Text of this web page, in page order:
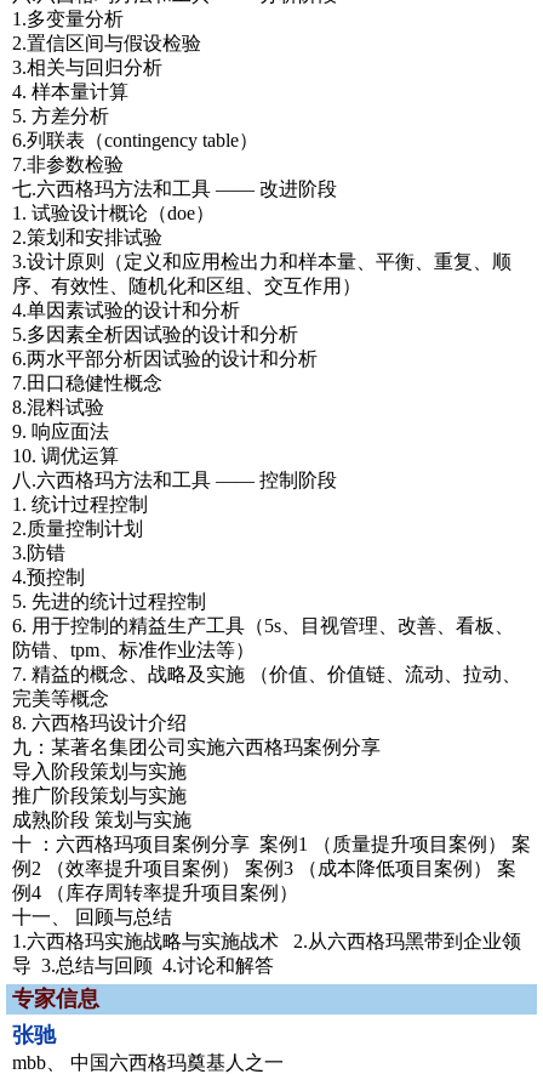
1.多变量分析
2.置信区间与假设检验
3.相关与回归分析
4. 样本量计算
5. 方差分析
6.列联表（contingency table）
7.非参数检验
七.六西格玛方法和工具 —— 改进阶段
1. 试验设计概论（doe）
2.策划和安排试验
3.设计原则（定义和应用检出力和样本量、平衡、重复、顺
序、有效性、随机化和区组、交互作用）
4.单因素试验的设计和分析
5.多因素全析因试验的设计和分析
6.两水平部分析因试验的设计和分析
7.田口稳健性概念
8.混料试验
9. 响应面法
10. 调优运算
八.六西格玛方法和工具 —— 控制阶段
1. 统计过程控制
2.质量控制计划
3.防错
4.预控制
5. 先进的统计过程控制
6. 用于控制的精益生产工具（5s、目视管理、改善、看板、
防错、tpm、标准作业法等）
7. 精益的概念、战略及实施 （价值、价值链、流动、拉动、
完美等概念
8. 六西格玛设计介绍
九：某著名集团公司实施六西格玛案例分享
导入阶段策划与实施
推广阶段策划与实施
成熟阶段 策划与实施
十 ：六西格玛项目案例分享 案例1 （质量提升项目案例） 案
例2 （效率提升项目案例） 案例3 （成本降低项目案例） 案
例4 （库存周转率提升项目案例）
十一、 回顾与总结
1.六西格玛实施战略与实施战术 2.从六西格玛黑带到企业领
导 3.总结与回顾 4.讨论和解答
专家信息
张驰
mbb、 中国六西格玛奠基人之一